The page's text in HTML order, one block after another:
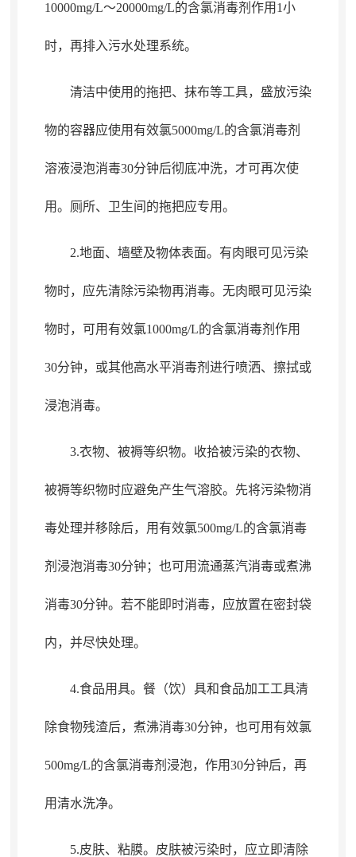
10000mg/L～20000mg/L的含氯消毒剂作用1小
时，再排入污水处理系统。
清洁中使用的拖把、抹布等工具， 盛放污染
物的容器应使用有效氯5000mg/L的含氯消毒剂
溶液浸泡消毒30分钟后彻底冲洗，才可再次使
用。 厕所、卫生间的拖把应专用。
2.地面、墙壁及物体表面。 有肉眼可见污染
物时，应先清除污染物再消毒。 无肉眼可见污染
物时，可用有效氯1000mg/L的含氯消毒剂作用
30分钟， 或其他高水平消毒剂进行喷洒、擦拭或
浸泡消毒。
3.衣物、被褥等织物。 收拾被污染的衣物、
被褥等织物时应避免产生气溶胶。先将污染物消
毒处理并移除后， 用有效氯500mg/L的含氯消毒
剂浸泡消毒30分钟；也可用流通蒸汽消毒或煮沸
消毒30分钟。 若不能即时消毒，应放置在密封袋
内， 并尽快处理。
4.食品用具。 餐（饮）具和食品加工工具清
除食物残渣后，煮沸消毒30分钟， 也可用有效氯
500mg/L的含氯消毒剂浸泡，作用30分钟后， 再
用清水洗净。
5.皮肤、粘膜。 皮肤被污染时，应立即清除